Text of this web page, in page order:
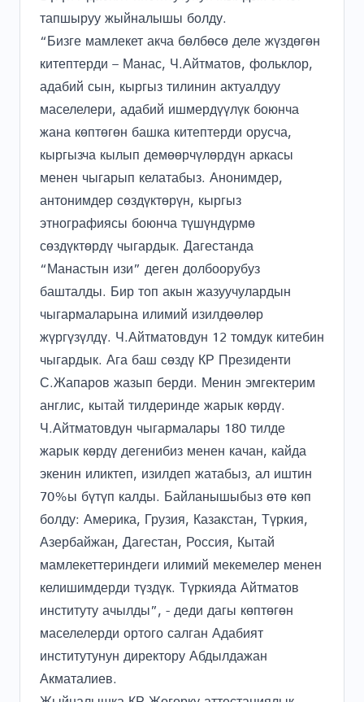
тапшыруу жыйналышы болду.
“Бизге мамлекет акча бөлбөсө деле жүздөгөн
китептерди – Манас, Ч.Айтматов, фольклор,
адабий сын, кыргыз тилинин актуалдуу
маселелери, адабий ишмердүүлүк боюнча
жана көптөгөн башка китептерди орусча,
кыргызча кылып демөөрчүлөрдүн аркасы
менен чыгарып келатабыз. Анонимдер,
антонимдер сөздүктөрүн, кыргыз
этнографиясы боюнча түшүндүрмө
сөздүктөрдү чыгардык. Дагестанда
“Манастын изи” деген долбоорубуз
башталды. Бир топ акын жазуучулардын
чыгармаларына илимий изилдөөлөр
жүргүзүлдү. Ч.Айтматовдун 12 томдук китебин
чыгардык. Ага баш сөздү КР Президенти
С.Жапаров жазып берди. Менин эмгектерим
англис, кытай тилдеринде жарык көрдү.
Ч.Айтматовдун чыгармалары 180 тилде
жарык көрдү дегенибиз менен качан, кайда
экенин иликтеп, изилдеп жатабыз, ал иштин
70%ы бүтүп калды. Байланышыбыз өтө көп
болду: Америка, Грузия, Казакстан, Түркия,
Азербайжан, Дагестан, Россия, Кытай
мамлекеттериндеги илимий мекемелер менен
келишимдерди түздүк. Түркияда Айтматов
институту ачылды”, - деди дагы көптөгөн
маселелерди ортого салган Адабият
институтунун директору Абдылдажан
Акматалиев.
Жыйналышка КР Жогорку аттестациялык